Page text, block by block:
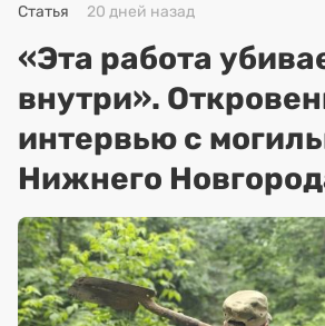
Статья 20 дней назад
«Эта работа
внутри».
интервью с
Нижнего